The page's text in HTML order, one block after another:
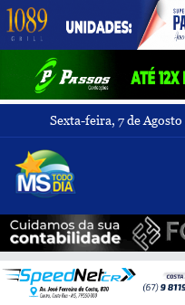
Sexta-feira, 7 de
Fechar Menu
Últimas
notícias
Galeria
de
fotos
Sobre
Nós